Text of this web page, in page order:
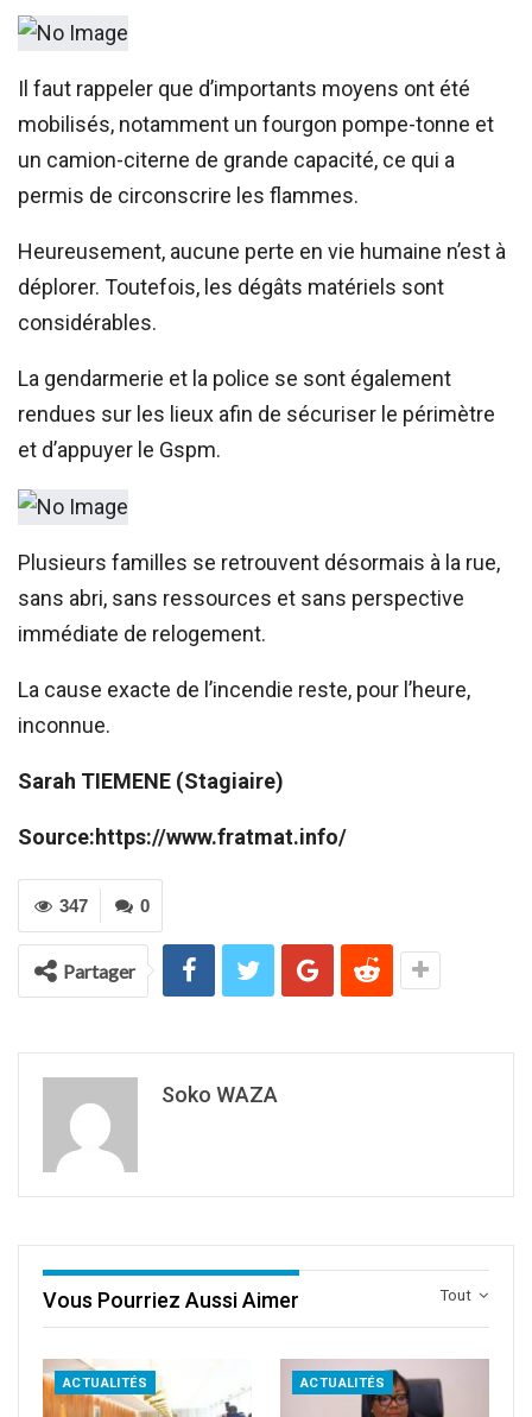
Il faut rappeler que d’importants moyens ont été
mobilisés, notamment un fourgon pompe-tonne et
un camion-citerne de grande capacité, ce qui a
permis de circonscrire les flammes.
Heureusement, aucune perte en vie humaine n’est à
déplorer. Toutefois, les dégâts matériels sont
considérables.
La gendarmerie et la police se sont également
rendues sur les lieux afin de sécuriser le périmètre
et d’appuyer le Gspm.
Plusieurs familles se retrouvent désormais à la rue,
sans abri, sans ressources et sans perspective
immédiate de relogement.
La cause exacte de l’incendie reste, pour l’heure,
inconnue.
Sarah TIEMENE (Stagiaire)
Source:https://www.fratmat.info/
0
347
Partager
Soko WAZA
Tout
Vous Pourriez Aussi Aimer
ACTUALITÉS ACTUALITÉS